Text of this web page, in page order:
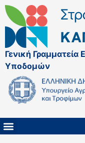
Γενική
Υποδομών